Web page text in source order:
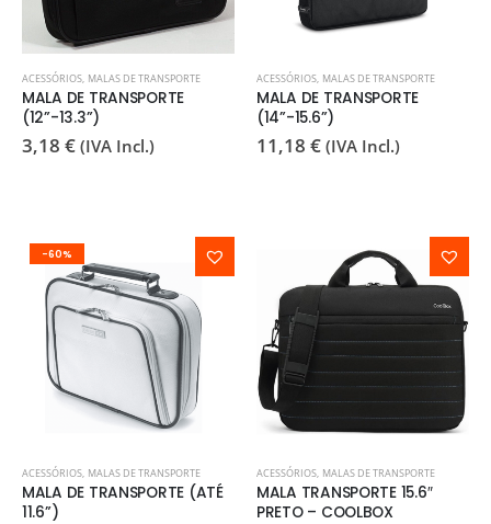
ACESSÓRIOS MALAS DE TRANSPORTE
MALA DE TRANSPORTE
(12”-13.3”)
3,18 € (IVA Incl.)
ACESSÓRIOS MALAS DE TRANSPORTE
MALA DE TRANSPORTE
(14”-15.6”)
11,18 € (IVA Incl.)
-60%
ACESSÓRIOS MALAS DE TRANSPORTE
MALA DE TRANSPORTE (ATÉ
11.6”)
ACESSÓRIOS MALAS DE TRANSPORTE
MALA TRANSPORTE 15.6″
PRETO – COOLBOX